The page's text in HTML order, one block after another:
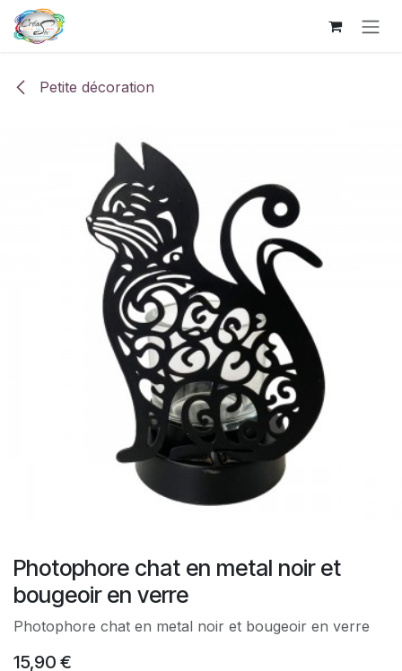
Se rendre au contenu
Petite décoration
Photophore chat en metal noir et
bougeoir en verre
Photophore chat en metal noir et bougeoir en verre
15,90 €